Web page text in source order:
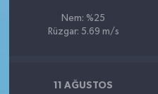
Nem: %25
Rüzgar: 5.69 m/s
11 AĞUSTOS